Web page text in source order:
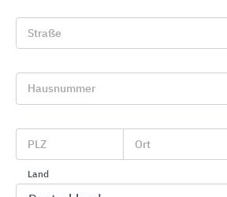
WERZALIT Deutschland GmbH
Tische
Formteile
Straße
Hausnummer
PLZ Ort
Land